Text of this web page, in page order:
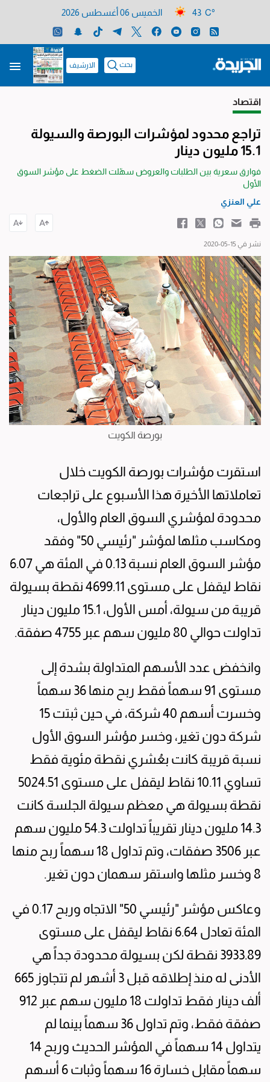
43 C° الخميس 06 أغسطس 2026
بحث الارشيف
اقتصاد
تراجع محدود لمؤشرات البورصة والسيولة
15.1 مليون دينار
فوارق سعرية بين الطلبات والعروض سهّلت الضغط على مؤشر السوق
الأول
علي العنزي
نشر في 15-05-2020
بورصة الكويت
استقرت مؤشرات بورصة الكويت خلال
تعاملاتها الأخيرة هذا الأسبوع على تراجعات
محدودة لمؤشري السوق العام والأول،
ومكاسب مثلها لمؤشر "رئيسي 50" وفقد
مؤشر السوق العام نسبة 0.13 في المئة هي 6.07
نقاط ليقفل على مستوى 4699.11 نقطة بسيولة
قريبة من سيولة، أمس الأول، 15.1 مليون دينار
تداولت حوالي 80 مليون سهم عبر 4755 صفقة.
وانخفض عدد الأسهم المتداولة بشدة إلى
مستوى 91 سهماً فقط ربح منها 36 سهماً
وخسرت أسهم 40 شركة، في حين ثبتت 15
شركة دون تغير، وخسر مؤشر السوق الأول
نسبة قريبة كانت بعُشري نقطة مئوية فقط
تساوي 10.11 نقاط ليقفل على مستوى 5024.51
نقطة بسيولة هي معظم سيولة الجلسة كانت
14.3 مليون دينار تقريباً تداولت 54.3 مليون سهم
عبر 3506 صفقات، وتم تداول 18 سهماً ربح منها
8 وخسر مثلها واستقر سهمان دون تغير.
وعاكس مؤشر "رئيسي 50" الاتجاه وربح 0.17 في
المئة تعادل 6.64 نقاط ليقفل على مستوى
3933.89 نقطة لكن بسيولة محدودة جداً هي
الأدنى له منذ إطلاقه قبل 3 أشهر لم تتجاوز 665
ألف دينار فقط تداولت 18 مليون سهم عبر 912
صفقة فقط، وتم تداول 36 سهماً بينما لم
يتداول 14 سهماً في المؤشر الحديث وربح 14
سهماً مقابل خسارة 16 سهماً وثبات 6 أسهم